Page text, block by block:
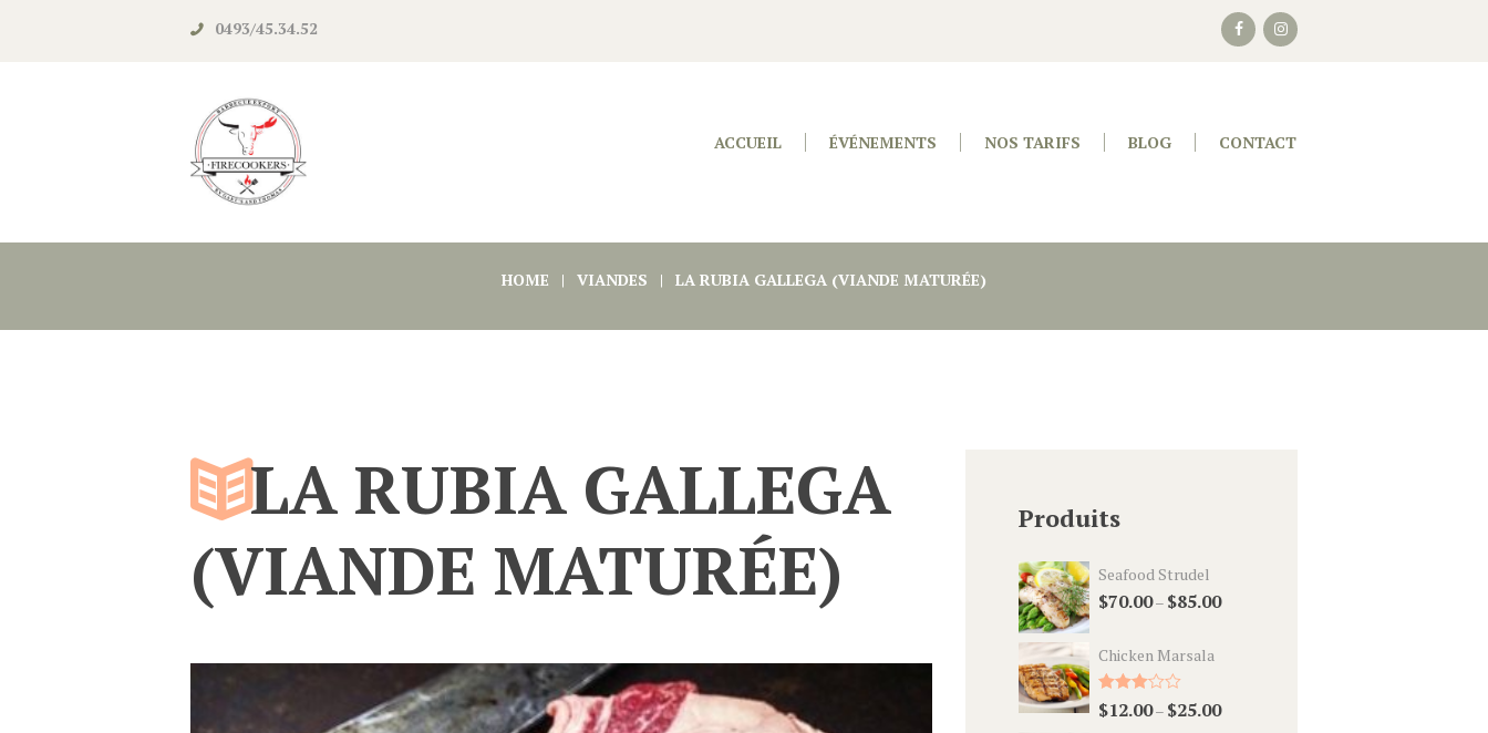
0493/45.34.52‬
ACCUEIL ÉVÉNEMENTS NOS TARIFS BLOG CONTACT
HOME VIANDES LA RUBIA GALLEGA (VIANDE MATURÉE)
LA RUBIA GALLEGA
(VIANDE MATURÉE)
Produits
Seafood Strudel
$70.00– $85.00
Chicken Marsala
Rated
3.00
$12.00– $25.00